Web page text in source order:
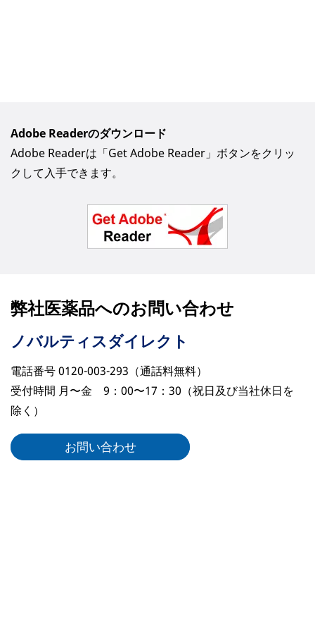
Adobe Readerのダウンロード
Adobe Readerは「Get Adobe Reader」ボタンをクリッ
クして入手できます。
弊社医薬品へのお問い合わせ
ノバルティスダイレクト
電話番号 0120-003-293（通話料無料）
受付時間 月〜金 9：00〜17：30（祝日及び当社休日を
除く）
お問い合わせ